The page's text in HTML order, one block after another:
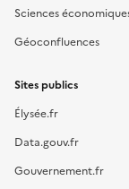
Sciences
Géoconfluences
Sites publics
Élysée.fr
Data.gouv.fr
Gouvernement.fr